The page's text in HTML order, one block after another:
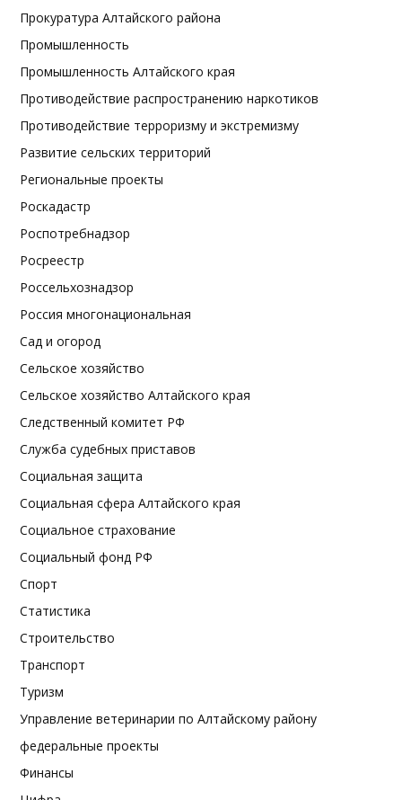
Прокуратура Алтайского района
Промышленность
Промышленность Алтайского края
Противодействие распространению наркотиков
Противодействие терроризму и экстремизму
Развитие сельских территорий
Региональные проекты
Роскадастр
Роспотребнадзор
Росреестр
Россельхознадзор
Россия многонациональная
Сад и огород
Сельское хозяйство
Сельское хозяйство Алтайского края
Следственный комитет РФ
Служба судебных приставов
Социальная защита
Социальная сфера Алтайского края
Социальное страхование
Социальный фонд РФ
Спорт
Статистика
Строительство
Транспорт
Туризм
Управление ветеринарии по Алтайскому району
федеральные проекты
Финансы